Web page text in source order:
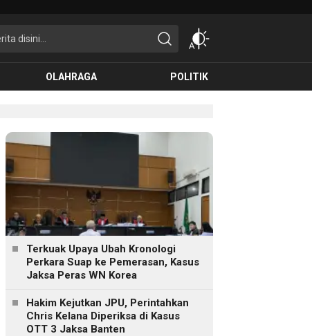
OLAHRAGA POLITIK
Terkuak Upaya Ubah Kronologi
Perkara Suap ke Pemerasan, Kasus
Jaksa Peras WN Korea
Hakim Kejutkan JPU, Perintahkan
Chris Kelana Diperiksa di Kasus
OTT 3 Jaksa Banten